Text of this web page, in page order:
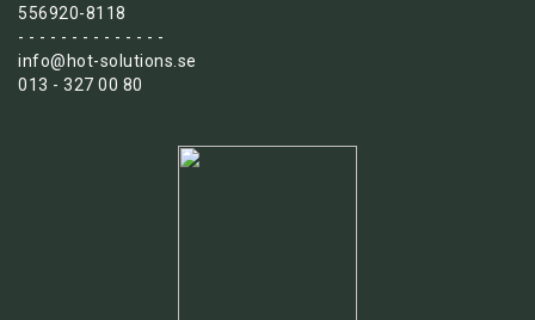
556920-8118
- - - - - - - - - - - - - -
info@hot-solutions.se
013 - 327 00 80